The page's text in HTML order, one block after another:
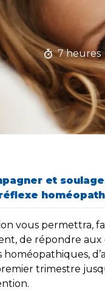
7 heures
et
vous permettra,
de répondre
homéopathiques,
trimestre